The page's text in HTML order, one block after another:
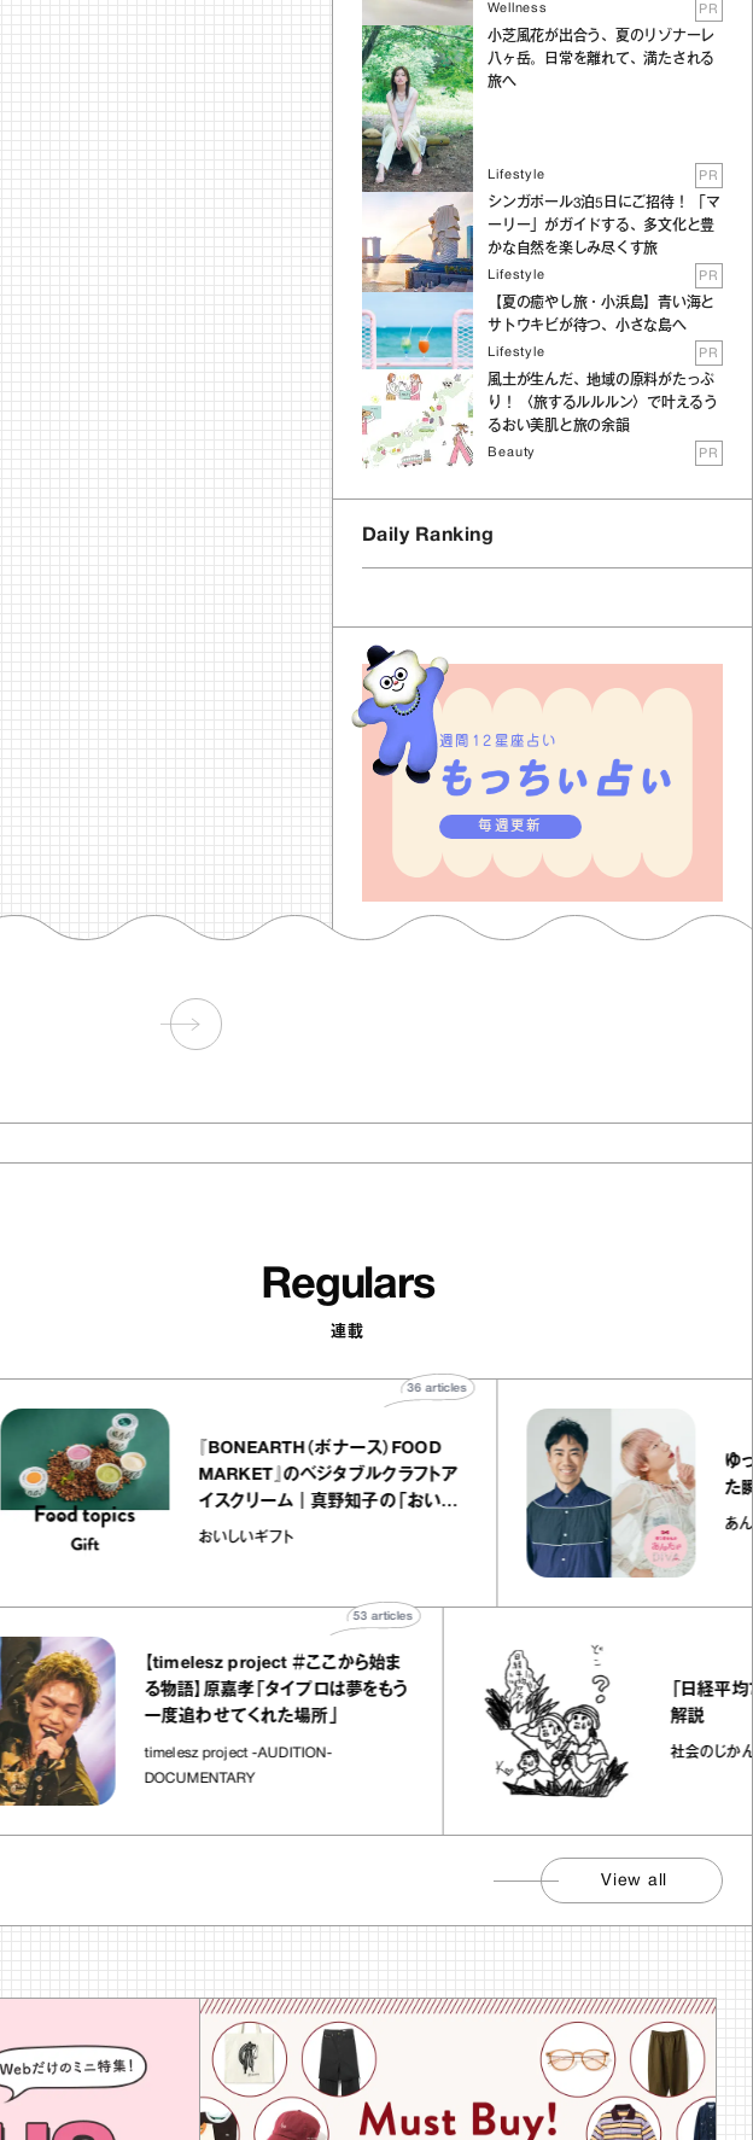
Wellness PR
小芝風花が出合う、夏のリゾナーレ
八ヶ岳。日常を離れて、満たされる
旅へ
Lifestyle PR
シンガポール3泊5日にご招待！ 「マ
ーリー」がガイドする、多文化と豊
かな自然を楽しみ尽くす旅
Lifestyle PR
【夏の癒やし旅・小浜島】青い海と
サトウキビが待つ、小さな島へ
Lifestyle PR
風土が生んだ、地域の原料がたっぷ
り！ 〈旅するルルルン〉で叶えるう
るおい美肌と旅の余韻
Beauty PR
Daily Ranking
週間12星座占い
毎週更新
Regulars
連載
『BONEARTH（ボナース）FOOD
MARKET』のベジタブルクラフトア
イスクリーム｜真野知子の「おいし
いギフト」
おいしいギフト
36
【timelesz project ＃ここから始ま
る物語】原嘉孝「タイプロは夢をもう
一度追わせてくれた場所」
timelesz project -AUDITION-
DOCUMENTARY
articles
「日経平均7万円超
社会のじかん
View all